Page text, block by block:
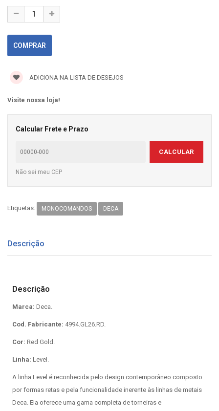
ADICIONA NA LISTA DE DESEJOS
Visite nossa loja!
Calcular Frete e Prazo
CALCULAR
Não sei meu CEP
Etiquetas: MONOCOMANDOS DECA
Descrição
Descrição
Marca: Deca.
Cod. Fabricante: 4994.GL26.RD.
Cor: Red Gold.
Linha: Level.
A linha Level é reconhecida pelo design contemporâneo composto
por formas retas e pela funcionalidade inerente às linhas de metais
Deca. Ela oferece uma gama completa de torneiras e